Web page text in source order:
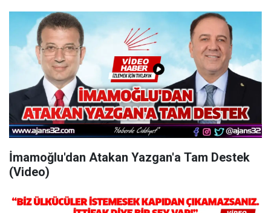
İmamoğlu'dan Atakan Yazgan'a Tam Destek
(Video)